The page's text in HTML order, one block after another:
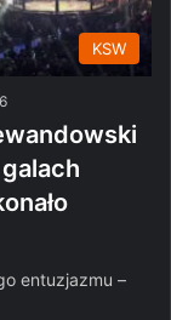
KSW
6
entuzjazmu –